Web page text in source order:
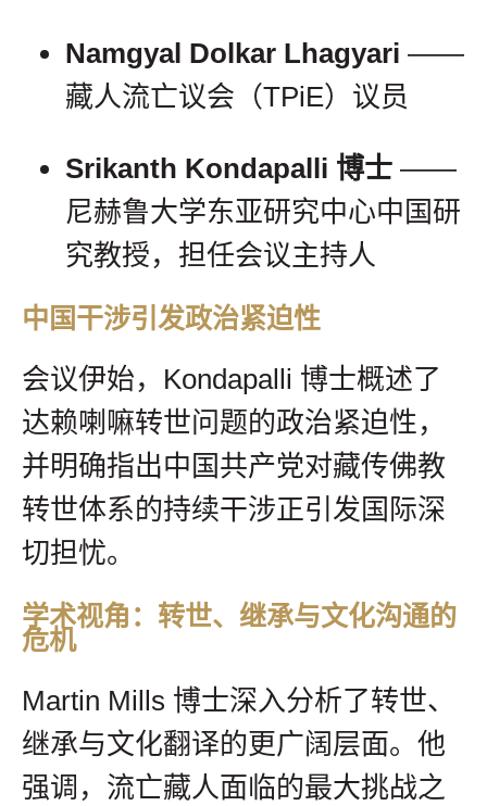
Namgyal Dolkar Lhagyari ——
藏人流亡议会（TPiE）议员
Srikanth Kondapalli 博士 ——
尼赫鲁大学东亚研究中心中国研
究教授，担任会议主持人
中国干涉引发政治紧迫性
会议伊始，Kondapalli 博士概述了
达赖喇嘛转世问题的政治紧迫性，
并明确指出中国共产党对藏传佛教
转世体系的持续干涉正引发国际深
切担忧。
学术视角：转世、继承与文化沟通的
危机
Martin Mills 博士深入分析了转世、
继承与文化翻译的更广阔层面。他
强调，流亡藏人面临的最大挑战之